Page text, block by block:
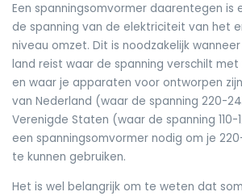
Een spanningsomvormer daarentegen
de spanning van de elektriciteit van het
niveau omzet. Dit is noodzakelijk
land reist waar de spanning verschilt met
en waar je apparaten voor ontworpen
van Nederland (waar de spanning 220-
Verenigde Staten (waar de spanning 110-
een spanningsomvormer nodig om je
te kunnen gebruiken.
Het is wel belangrijk om te weten dat